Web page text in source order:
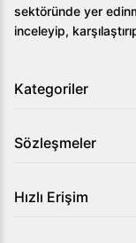
sektöründe yer
inceleyip,
Kategoriler
Sözleşmeler
Hızlı Erişim